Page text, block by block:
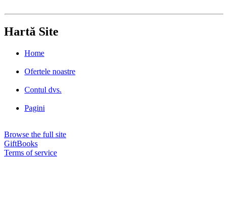
Hartă Site
Home
Ofertele noastre
Contul dvs.
Pagini
Browse the full site
GiftBooks
Terms of service